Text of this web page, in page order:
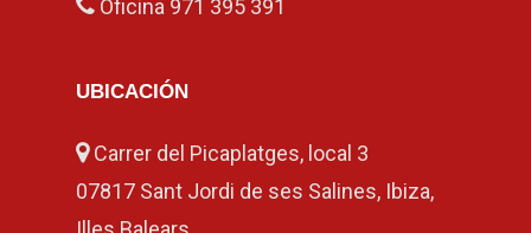
Oficina 971 395 391
UBICACIÓN
Carrer del Picaplatges, local 3
07817 Sant Jordi de ses Salines, Ibiza,